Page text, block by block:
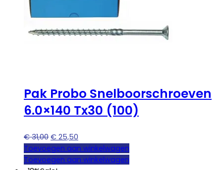
Pak Probo Snelboorschroeven
6.0×140 Tx30 (100)
€31,00 Oorspronkelijke
prijs
was:
€ 25,50
prijs
is:
Toevoegen aan winkelwagen
Toevoegen aan winkelwagen